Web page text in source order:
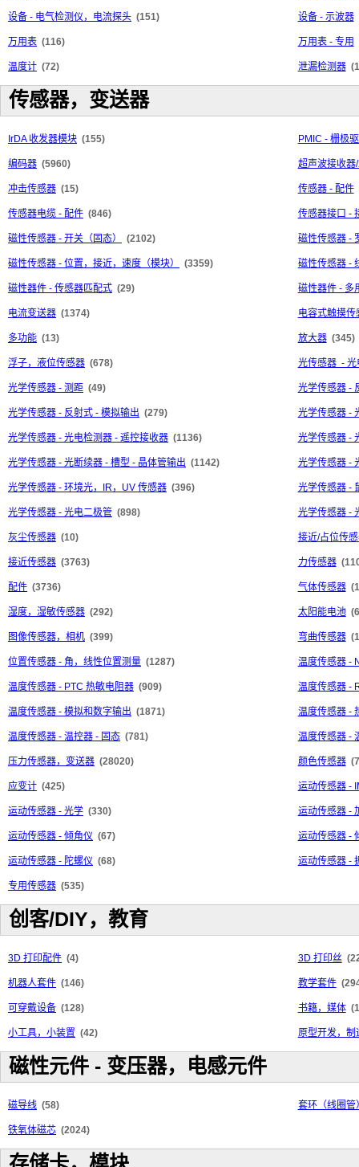
设备 - 电气检测仪，电流探头 (151) 设备 - 示波器
万用表 (116) 万用表 - 专用
温度计 (72) 泄漏检测器
传感器，变送器
IrDA 收发器模块 (155) PMIC - 栅极
编码器 (5960) 超声波接收器
冲击传感器 (15) 传感器 - 配件
传感器电缆 - 配件 (846) 传感器接口 -
磁性传感器 - 开关（固态） (2102) 磁性传感器 -
磁性传感器 - 位置，接近，速度（模块） (3359) 磁性传感器 -
磁性器件 - 传感器匹配式 (29) 磁性器件 - 多
电流变送器 (1374) 电容式触摸传
多功能 (13) 放大器 (345)
浮子，液位传感器 (678) 光传感器 - 光
光学传感器 - 测距 (49) 光学传感器 -
光学传感器 - 反射式 - 模拟输出 (279) 光学传感器 -
光学传感器 - 光电检测器 - 遥控接收器 (1136) 光学传感器 -
光学传感器 - 光断续器 - 槽型 - 晶体管输出 (1142) 光学传感器 -
光学传感器 - 环境光，IR，UV 传感器 (396) 光学传感器 -
光学传感器 - 光电二极管 (898) 光学传感器 -
灰尘传感器 (10) 接近/占位传
接近传感器 (3763) 力传感器
配件 (3736) 气体传感器
湿度，湿敏传感器 (292) 太阳能电池
图像传感器，相机 (399) 弯曲传感器
位置传感器 - 角，线性位置测量 (1287) 温度传感器 -
温度传感器 - PTC 热敏电阻器 (909) 温度传感器 -
温度传感器 - 模拟和数字输出 (1871) 温度传感器 -
温度传感器 - 温控器 - 固态 (781) 温度传感器 -
压力传感器，变送器 (28020) 颜色传感器
应变计 (425) 运动传感器 -
运动传感器 - 光学 (330) 运动传感器 -
运动传感器 - 倾角仪 (67) 运动传感器 -
运动传感器 - 陀螺仪 (68) 运动传感器 -
专用传感器 (535)
创客/DIY，教育
3D 打印配件 (4) 3D 打印丝
机器人套件 (146) 教学套件
可穿戴设备 (128) 书籍，媒体
小工具，小装置 (42) 原型开发，制
磁性元件 - 变压器，电感元件
磁导线 (58) 套环（线圈管
铁氧体磁芯 (2024)